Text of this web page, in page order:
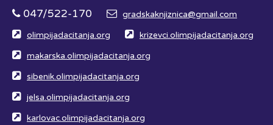
047/522-170
gradskaknjiznica@gmail.com
olimpijadacitanja.org krizevci.olimpijadacitanja.org
makarska.olimpijadacitanja.org
sibenik.olimpijadacitanja.org
jelsa.olimpijadacitanja.org
karlovac.olimpijadacitanja.org